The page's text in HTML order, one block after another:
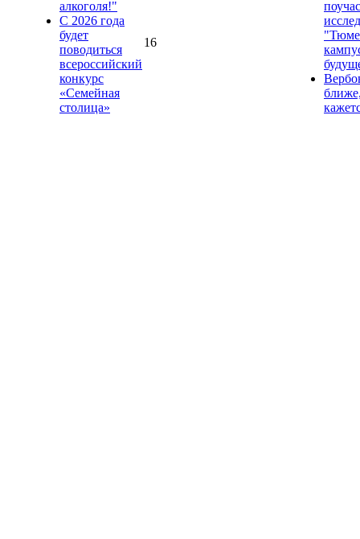
алкоголя!"
С 2026 года
будет
поводиться
всероссийский
конкурс
«Семейная
столица»
16